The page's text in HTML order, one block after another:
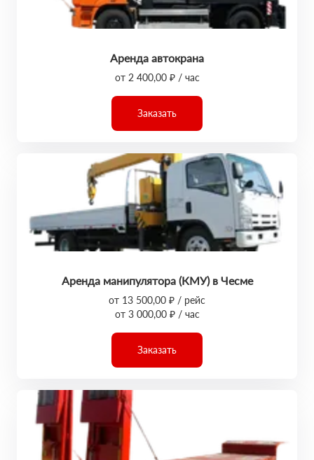
Аренда автокрана
от 2 400,00 ₽ / час
Заказать
Аренда манипулятора (КМУ) в Чесме
от 13 500,00 ₽ / рейс
от 3 000,00 ₽ / час
Заказать